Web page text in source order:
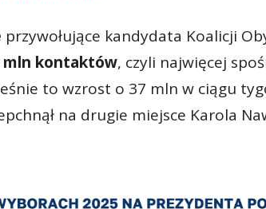
przywołujące kandydata Koalicji
mln kontaktów, czyli najwięcej
to wzrost o 37 mln w ciągu
na drugie miejsce Karola